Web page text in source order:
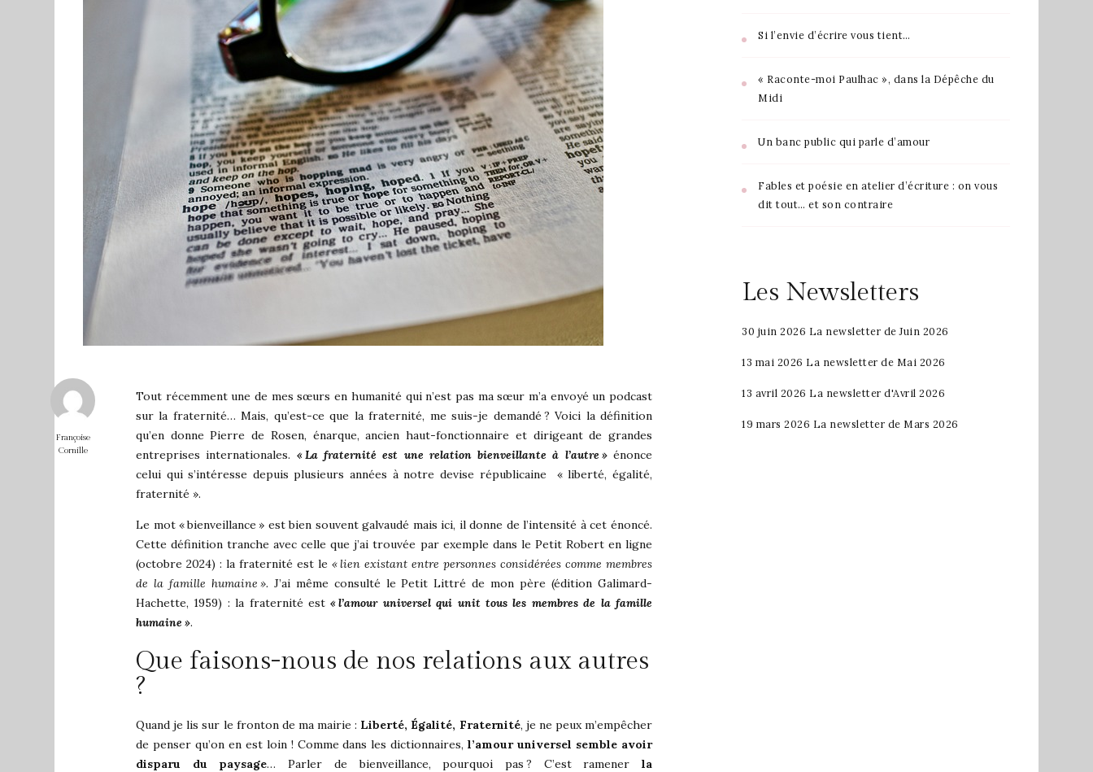
Françoise
Cornille
Tout récemment une de mes sœurs en humanité qui n’est pas ma sœur m’a envoyé un podcast
sur la fraternité… Mais, qu’est-ce que la fraternité, me suis-je demandé ? Voici la définition
qu’en donne Pierre de Rosen, énarque, ancien haut-fonctionnaire et dirigeant de grandes
entreprises internationales. « La fraternité est une relation bienveillante à l’autre »énonce
celui qui s’intéresse depuis plusieurs années à notre devise républicaine « liberté, égalité,
fraternité ».
Le mot « bienveillance » est bien souvent galvaudé mais ici, il donne de l’intensité à cet énoncé.
Cette définition tranche avec celle que j’ai trouvée par exemple dans le Petit Robert en ligne
(octobre 2024) : la fraternité est le «lien existant entre personnes considérées comme membres
de la famille humaine ». J’ai même consulté le Petit Littré de mon père (édition Galimard-
Hachette, 1959) : la fraternité est« l’amour universel qui unit tous les membres de la famille
humaine ».
Que faisons-nous de nos relations aux autres
?
Quand je lis sur le fronton de ma mairie : Liberté, Égalité, Fraternité, je ne peux m’empêcher
de penser qu’on en est loin ! Comme dans les dictionnaires,l’amour universel semble avoir
disparu du paysage… Parler de bienveillance, pourquoi pas ? C’est ramenerla
Si l’envie d’écrire vous tient…
« Raconte-moi Paulhac », dans la Dépêche du
Midi
Un banc public qui parle d’amour
Fables et poésie en atelier d’écriture : on vous
dit tout… et son contraire
Les Newsletters
30 juin 2026 La newsletter de Juin 2026
13 mai 2026 La newsletter de Mai 2026
13 avril 2026 La newsletter d'Avril 2026
19 mars 2026 La newsletter de Mars 2026